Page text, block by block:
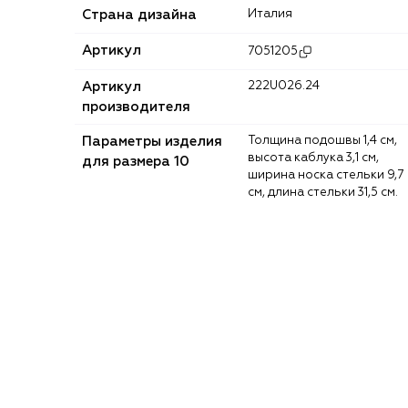
Страна дизайна Италия
Артикул 7051205
Артикул
производителя
222U026.24
Параметры изделия
для размера 10
высота каблука 3,1 см,
ширина носка стельки 9,7
см, длина стельки 31,5 см.